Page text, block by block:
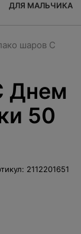
ДЛЯ МАЛЬЧИКА
шаров С
Днем
50
2112201651